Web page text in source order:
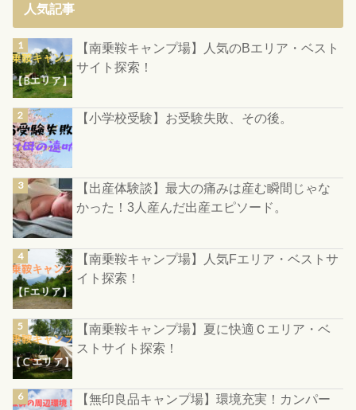
人気記事
【南乗鞍キャンプ場】人気のBエリア・ベスト
サイト探索！
【小学校受験】お受験失敗、その後。
【出産体験談】最大の痛みは産む瞬間じゃな
かった！3人産んだ出産エピソード。
【南乗鞍キャンプ場】人気Fエリア・ベストサ
イト探索！
【南乗鞍キャンプ場】夏に快適Ｃエリア・ベ
ストサイト探索！
【無印良品キャンプ場】環境充実！カンパー